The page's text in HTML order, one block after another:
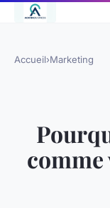
Accueil›Marketing